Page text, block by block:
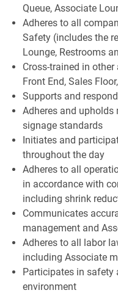
Queue, Associate
Adheres to all
Safety (includes the
Lounge, Restrooms
Cross-trained in
Front End, Sales
Supports and
Adheres and
signage standards
Initiates and
throughout the day
Adheres to all
in accordance with
including shrink
Communicates
management and
Adheres to all labor
including Associate
Participates in safety
environment